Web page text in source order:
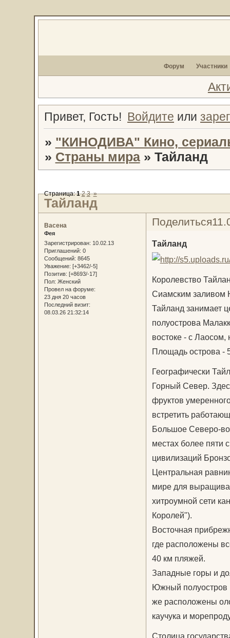
Форум Участники
Привет, Гость! Войдите или
» "КИНОДИВА" Кино,
» Страны мира » Тайланд
Тайланд
Страница:1 2 3 »
Поделиться
Васена
Фея
Зарегистрирован: 10.02.13
Приглашений: 0
Сообщений: 8645
Уважение: [+3462/-5]
Позитив: [+8693/-17]
Пол: Женский
Провел на форуме:
23 дня 20 часов
Последний визит:
08.03.26 21:32:14
Тайланд
Королевство
Сиамским заливом
Тайланд занимает
полуострова
востоке - с
Площадь острова -
Географически
Горный Север.
фруктов
встретить
Большое Северо-
местах более пяти
цивилизаций
Центральная
мире для
хитроумной сети
Королей").
Восточная
где расположены
40 км пляжей.
Западные горы и
Южный полуостров
же расположены
каучука и
Столица